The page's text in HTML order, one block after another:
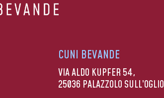
CUNI BEVANDE
VIA ALDO KUPFER 54,
25036 PALAZZOLO SULL’OGLIO